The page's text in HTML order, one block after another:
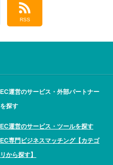
RSS
EC運営のサービス・外部パートナー
を探す
EC運営のサービス・ツールを探す
EC専門ビジネスマッチング【カテゴ
リから探す】